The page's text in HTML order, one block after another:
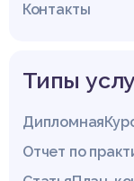
Контакты
Типы
Дипломная
Отчет по